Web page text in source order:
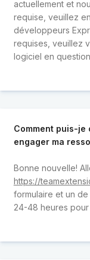
actuellement et
requise, veuillez
développeurs
requises, veuillez
logiciel en
Comment puis-je
engager ma
Bonne nouvelle!
https://
formulaire et un
24-48 heures